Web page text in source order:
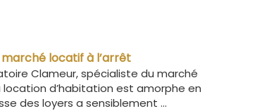
locatif à l’arrêt
Clameur, spécialiste du marché
location d’habitation est amorphe en
des loyers a sensiblement ...